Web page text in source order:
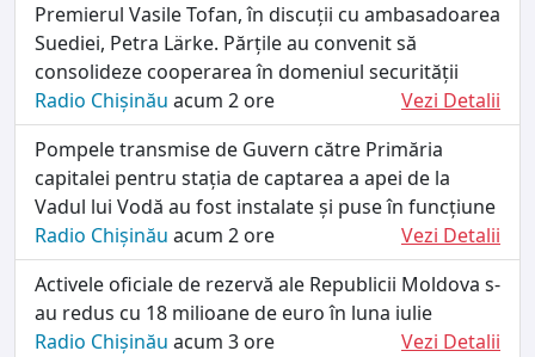
Premierul Vasile Tofan, în discuții cu ambasadoarea
Suediei, Petra Lärke. Părțile au convenit să
consolideze cooperarea în domeniul securității
Radio Chișinău acum 2 ore
Vezi Detalii
Pompele transmise de Guvern către Primăria
capitalei pentru stația de captarea a apei de la
Vadul lui Vodă au fost instalate și puse în funcțiune
Radio Chișinău acum 2 ore
Vezi Detalii
Activele oficiale de rezervă ale Republicii Moldova s-
au redus cu 18 milioane de euro în luna iulie
Radio Chișinău acum 3 ore
Vezi Detalii